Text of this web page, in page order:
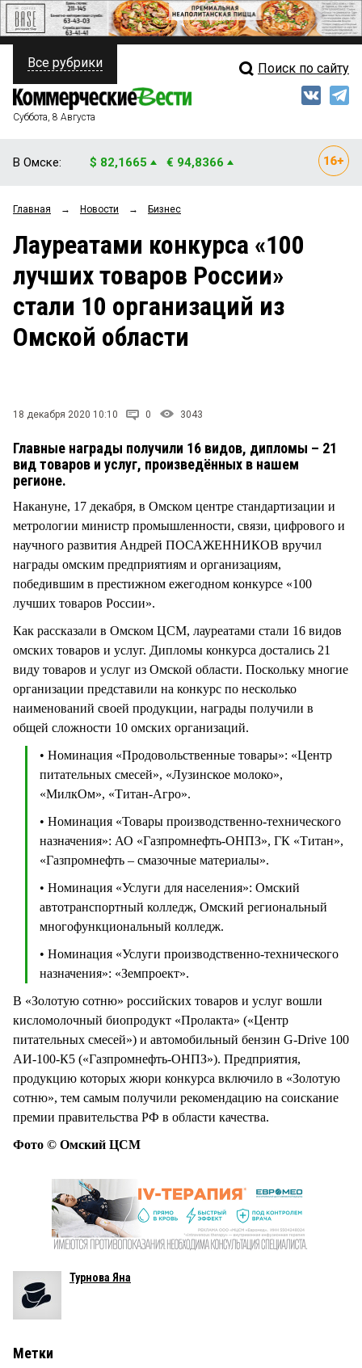
ПОЛИТИКА
ФИНАНСЫ
ОБЩЕСТВО
ЗАКОН
НОВОСТИ КОМПАНИЙ
ПРОИСШЕСТВИЯ
Свежий выпуск
Рейтинги
Блоги
Архив
Все рубрики Поиск по сайту
Суббота, 8 Августа
В Омске: $ 82,1665 € 94,8366
Главная → Новости → Бизнес
Лауреатами конкурса «100
лучших товаров России»
стали 10 организаций из
Омской области
18 декабря 2020 10:10 0 3043
Главные награды получили 16 видов, дипломы – 21
вид товаров и услуг, произведённых в нашем
регионе.
Накануне, 17 декабря, в Омском центре стандартизации и
метрологии министр промышленности, связи, цифрового и
научного развития Андрей ПОСАЖЕННИКОВ вручил
награды омским предприятиям и организациям,
победившим в престижном ежегодном конкурсе «100
лучших товаров России».
Как рассказали в Омском ЦСМ, лауреатами стали 16 видов
омских товаров и услуг. Дипломы конкурса достались 21
виду товаров и услуг из Омской области. Поскольку многие
организации представили на конкурс по несколько
наименований своей продукции, награды получили в
общей сложности 10 омских организаций.
• Номинация «Продовольственные товары»: «Центр
питательных смесей», «Лузинское молоко»,
«МилкОм», «Титан-Агро».
• Номинация «Товары производственно-технического
назначения»: АО «Газпромнефть-ОНПЗ», ГК «Титан»,
«Газпромнефть – смазочные материалы».
• Номинация «Услуги для населения»: Омский
автотранспортный колледж, Омский региональный
многофункциональный колледж.
• Номинация «Услуги производственно-технического
назначения»: «Земпроект».
В «Золотую сотню» российских товаров и услуг вошли
кисломолочный биопродукт «Пролакта» («Центр
питательных смесей») и автомобильный бензин G-Drive 100
АИ-100-К5 («Газпромнефть-ОНПЗ»). Предприятия,
продукцию которых жюри конкурса включило в «Золотую
сотню», тем самым получили рекомендацию на соискание
премии правительства РФ в области качества.
Фото © Омский ЦСМ
Турнова Яна
Метки